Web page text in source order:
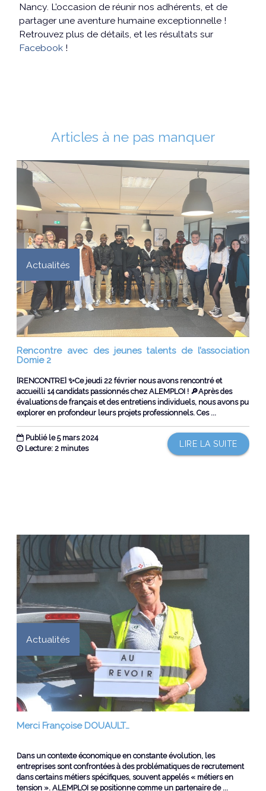
Nancy. L’occasion de réunir nos adhérents, et de
partager une aventure humaine exceptionnelle !
Retrouvez plus de détails, et les résultats sur
Facebook!
Articles à ne pas manquer
Actualités
Rencontre avec des jeunes talents de l’association
Domie 2
[RENCONTRE] ✨Ce jeudi 22 février nous avons rencontré et
accueilli 14 candidats passionnés chez ALEMPLOI ! 🔎Après des
évaluations de français et des entretiens individuels, nous avons pu
explorer en profondeur leurs projets professionnels. Ces ...
Publié le 5 mars 2024
LIRE LA SUITE
Lecture: 2 minutes
Actualités
Merci Françoise DOUAULT…
Dans un contexte économique en constante évolution, les
entreprises sont confrontées à des problématiques de recrutement
dans certains métiers spécifiques, souvent appelés « métiers en
tension ». ALEMPLOI se positionne comme un partenaire de ...